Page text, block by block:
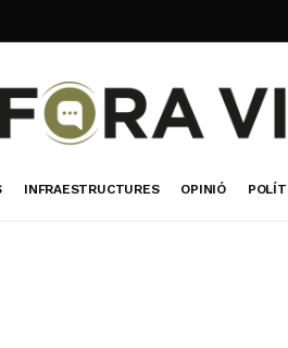
INFRAESTRUCTURES OPINIÓ